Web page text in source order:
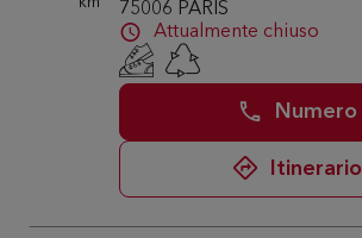
75006 PARIS
Attualmente chiuso
Numero
Itinerario